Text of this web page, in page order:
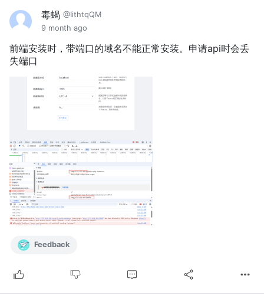
毒蝎 @IithtqQM
9 month ago
前端安装时，带端口的域名不能正常安装。申请api时会丢
失端口
Feedback